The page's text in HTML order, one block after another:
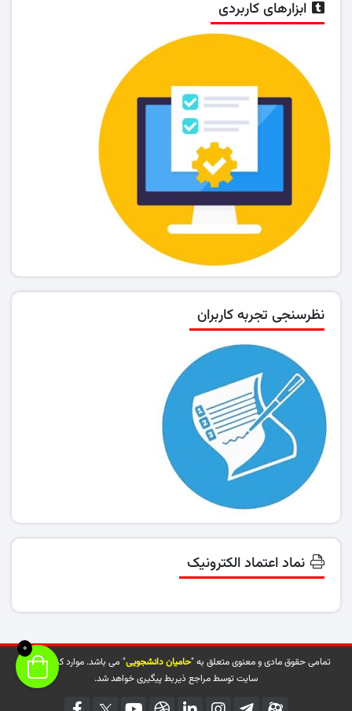
ابزارهای کاربردی
نظرسنجی تجربه کاربران
نماد اعتماد الکترونیک
تمامی حقوق مادی و معنوی متعلق به "حامیان دانشجویی" می باشد. موارد کپی شده از
سایت توسط مراجع ذیربط پیگیری خواهد شد.
0